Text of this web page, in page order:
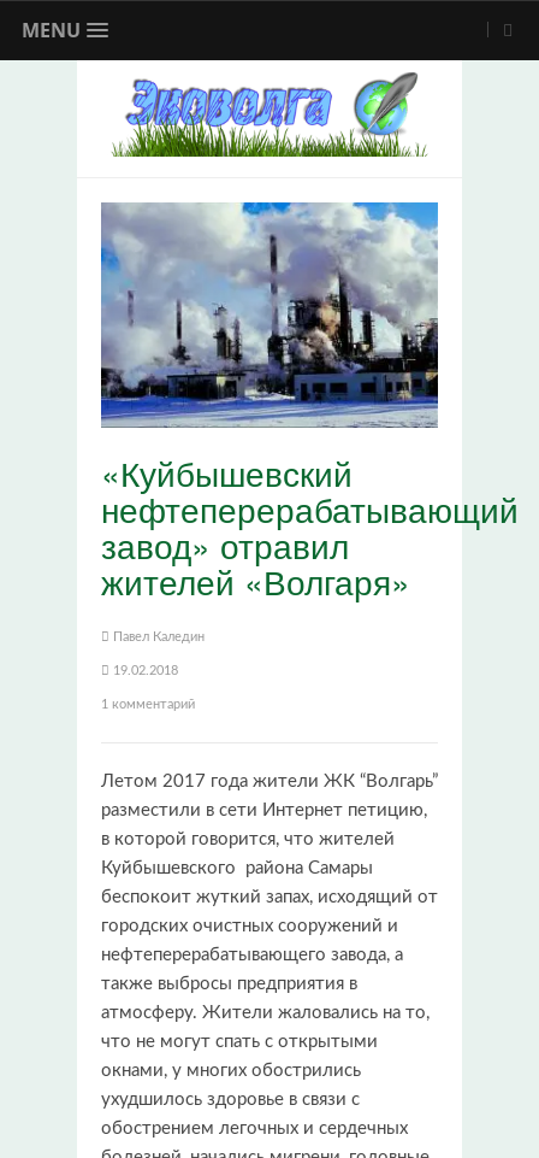
MENU
«Куйбышевский
нефтеперерабатывающий
завод» отравил
жителей «Волгаря»
Павел Каледин
19.02.2018
1 комментарий
Летом 2017 года жители ЖК “Волгарь”
разместили в сети Интернет петицию,
в которой говорится, что жителей
Куйбышевского района Самары
беспокоит жуткий запах, исходящий от
городских очистных сооружений и
нефтеперерабатывающего завода, а
также выбросы предприятия в
атмосферу. Жители жаловались на то,
что не могут спать с открытыми
окнами, у многих обострились
ухудшилось здоровье в связи с
обострением легочных и сердечных